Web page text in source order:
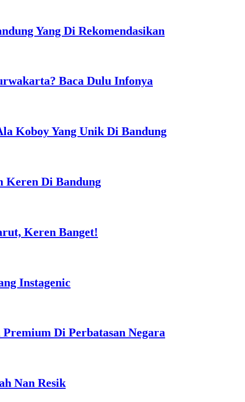
Yang Di Rekomendasikan
Baca Dulu Infonya
Koboy Yang Unik Di Bandung
Keren Di Bandung
Keren Banget!
Instagenic
Di Perbatasan Negara
Nan Resik